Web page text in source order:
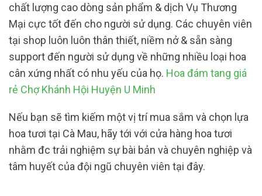
chất lượng cao dòng sản phẩm & dịch Vụ Thương
Mại cực tốt đến cho người sử dụng. Các chuyên viên
tại shop luôn luôn thân thiết, niềm nở & sẵn sàng
support đến người sử dụng về những nhiều loại hoa
cân xứng nhất có nhu yếu của họ. Hoa đám tang giá
rẻ Chợ Khánh Hội Huyện U Minh
Nếu bạn sẽ tìm kiếm một vị trí mua sắm và chọn lựa
hoa tươi tại Cà Mau, hãy tới với cửa hàng hoa tươi
nhằm đc trải nghiệm sự bài bản và chuyên nghiệp và
tâm huyết của đội ngũ chuyên viên tại đây.